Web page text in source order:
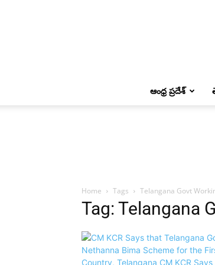
ఆంధ్ర ప్రదేశ్
Home Tags Telangana Govt
Tag: Telangana